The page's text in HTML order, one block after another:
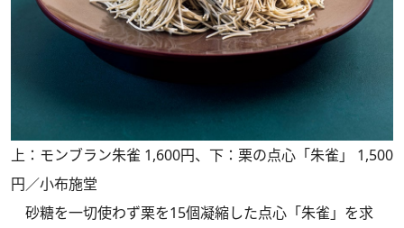
上：モンブラン朱雀 1,600円、下：栗の点心「朱雀」 1,500
円／小布施堂
砂糖を一切使わず栗を15個凝縮した点心「朱雀」を求